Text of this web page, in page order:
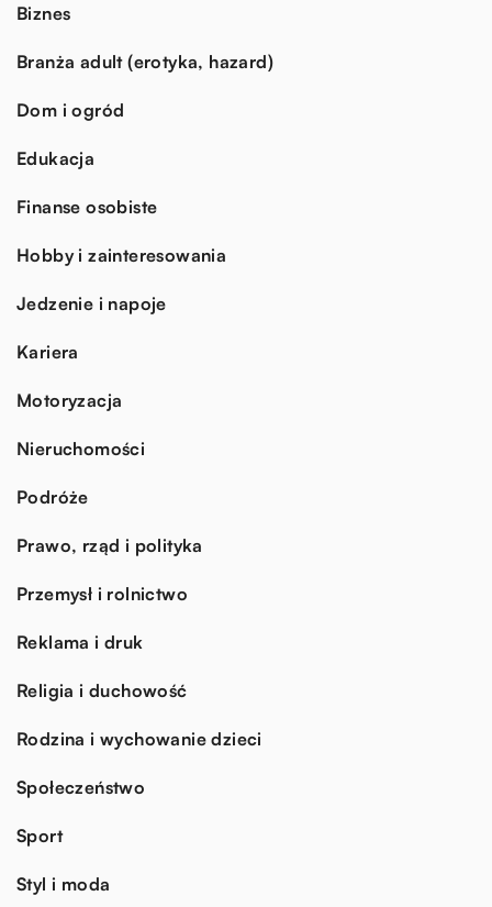
Biznes
Branża adult (erotyka, hazard)
Dom i ogród
Edukacja
Finanse osobiste
Hobby i zainteresowania
Jedzenie i napoje
Kariera
Motoryzacja
Nieruchomości
Podróże
Prawo, rząd i polityka
Przemysł i rolnictwo
Reklama i druk
Religia i duchowość
Rodzina i wychowanie dzieci
Społeczeństwo
Sport
Styl i moda